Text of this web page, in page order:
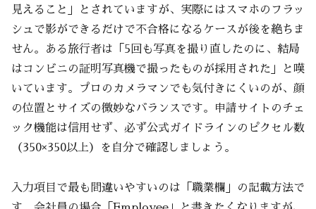
見えること」とされていますが、実際にはスマホのフラッ
シュで影ができるだけで不合格になるケースが後を絶ちま
せん。ある旅行者は「5回も写真を撮り直したのに、結局
はコンビニの証明写真機で撮ったものが採用された」と嘆
いています。プロのカメラマンでも気付きにくいのが、顔
の位置とサイズの微妙なバランスです。申請サイトのチェ
ック機能は信用せず、必ず公式ガイドラインのピクセル数
（350×350以上）を自分で確認しましょう。
入力項目で最も間違いやすいのは「職業欄」の記載方法で